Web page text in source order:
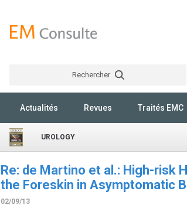
Rechercher
Actualités Revues Traités EMC
UROLOGY
Re: de Martino et al.: High-risk
the Foreskin in Asymptomatic
02/09/13